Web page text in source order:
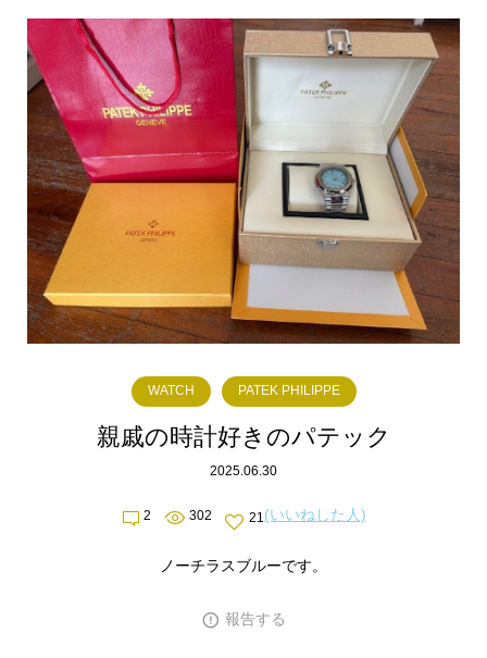
WATCH PATEK PHILIPPE
親戚の時計好きのパテック
2025.06.30
2 302 21 (いいねした人)
ノーチラスブルーです。
報告する